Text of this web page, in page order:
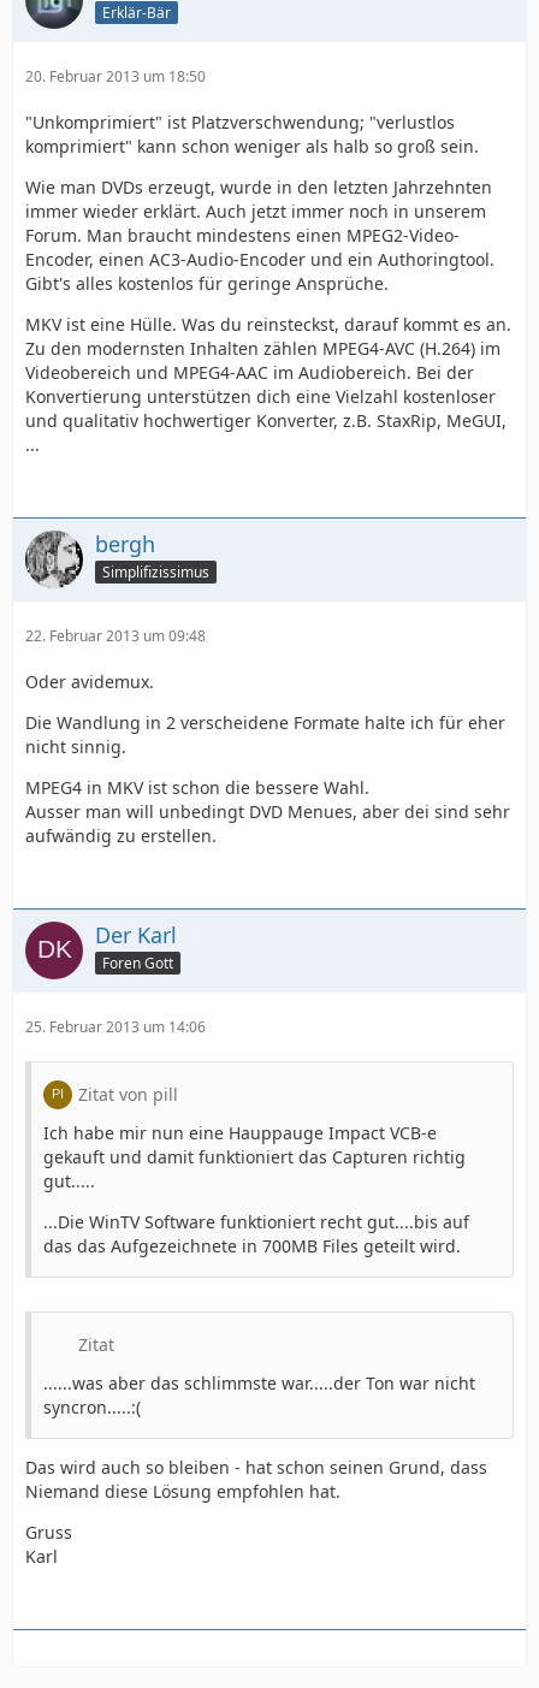
Erklär-Bär
20. Februar 2013 um 18:50
"Unkomprimiert" ist Platzverschwendung; "verlustlos
komprimiert" kann schon weniger als halb so groß sein.
Wie man DVDs erzeugt, wurde in den letzten Jahrzehnten
immer wieder erklärt. Auch jetzt immer noch in unserem
Forum. Man braucht mindestens einen MPEG2-Video-
Encoder, einen AC3-Audio-Encoder und ein Authoringtool.
Gibt's alles kostenlos für geringe Ansprüche.
MKV ist eine Hülle. Was du reinsteckst, darauf kommt es an.
Zu den modernsten Inhalten zählen MPEG4-AVC (H.264) im
Videobereich und MPEG4-AAC im Audiobereich. Bei der
Konvertierung unterstützen dich eine Vielzahl kostenloser
und qualitativ hochwertiger Konverter, z.B. StaxRip, MeGUI,
...
bergh
Simplifizissimus
22. Februar 2013 um 09:48
Oder avidemux.
Die Wandlung in 2 verscheidene Formate halte ich für eher
nicht sinnig.
MPEG4 in MKV ist schon die bessere Wahl.
Ausser man will unbedingt DVD Menues, aber dei sind sehr
aufwändig zu erstellen.
Der Karl
Foren Gott
25. Februar 2013 um 14:06
Zitat von pill
Ich habe mir nun eine Hauppauge Impact VCB-e
gekauft und damit funktioniert das Capturen richtig
gut.....
...Die WinTV Software funktioniert recht gut....bis auf
das das Aufgezeichnete in 700MB Files geteilt wird.
Zitat
......was aber das schlimmste war.....der Ton war nicht
syncron.....:(
Das wird auch so bleiben - hat schon seinen Grund, dass
Niemand diese Lösung empfohlen hat.
Gruss
Karl